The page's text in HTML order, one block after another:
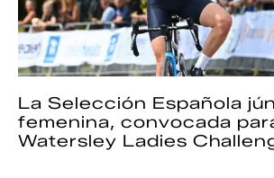
La Selección Española
femenina, convocada
Watersley Ladies